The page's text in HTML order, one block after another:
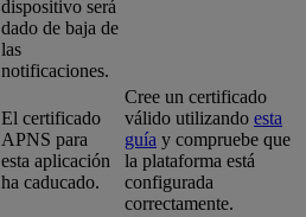
dispositivo será
dado de baja de
las
notificaciones.
El certificado
APNS para
esta aplicación
ha caducado.
Cree un certificado
válido utilizando esta
guía y compruebe que
la plataforma está
configurada
correctamente.